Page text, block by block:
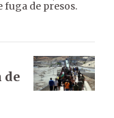
fuga de presos.
de